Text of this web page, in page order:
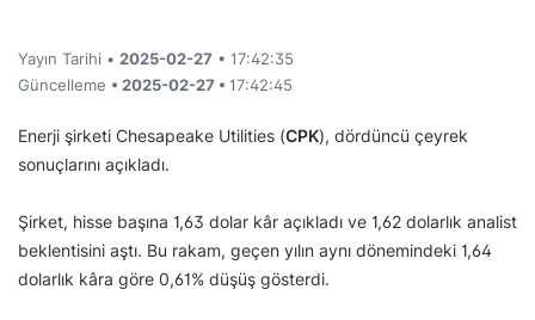
Yayın Tarihi • 2025-02-27 • 17:42:35
Güncelleme • 2025-02-27 • 17:42:45
Enerji şirketi Chesapeake Utilities (CPK), dördüncü çeyrek
sonuçlarını açıkladı.
Şirket, hisse başına 1,63 dolar kâr açıkladı ve 1,62 dolarlık analist
beklentisini aştı. Bu rakam, geçen yılın aynı dönemindeki 1,64
dolarlık kâra göre 0,61% düşüş gösterdi.